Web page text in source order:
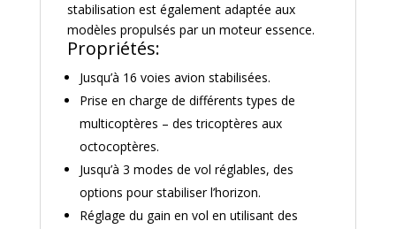
stabilisation est également adaptée aux
modèles propulsés par un moteur essence.
Propriétés:
Jusqu’à 16 voies avion stabilisées.
Prise en charge de différents types de
multicoptères – des tricoptères aux
octocoptères.
Jusqu’à 3 modes de vol réglables, des
options pour stabiliser l’horizon.
Réglage du gain en vol en utilisant des